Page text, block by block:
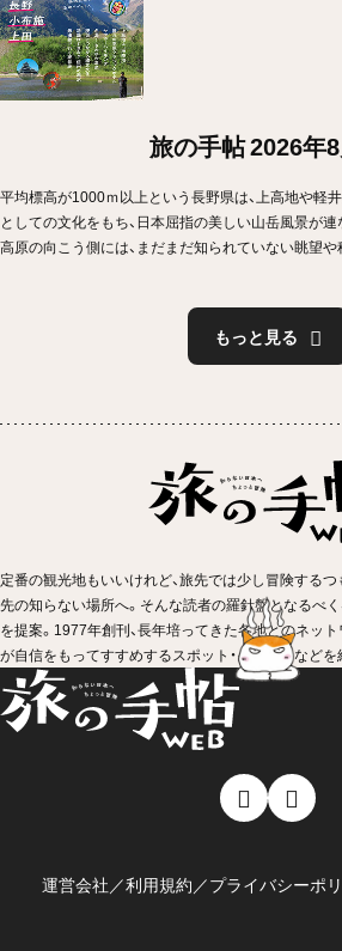
旅の手帖 2026年
平均標高が1000ｍ以上という長野県は、上高地や軽
としての文化をもち、日本屈指の美しい山岳風景が
高原の向こう側には、まだまだ知られていない眺望や
もっと見る
定番の観光地もいいけれど、旅先では少し冒険する
先の知らない場所へ。そんな読者の羅針盤となるべ
を提案。1977年創刊、長年培ってきた各地とのネッ
が自信をもってすすめするスポット・イベントなどを
運営会社／利用規約／プライバシーポ